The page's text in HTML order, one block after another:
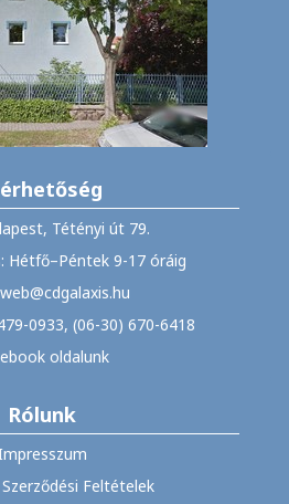
Tétényi út 79.
Hétfő–Péntek 9-17 óráig
0933, (06-30) 670-6418
oldalunk
Rólunk
Feltételek